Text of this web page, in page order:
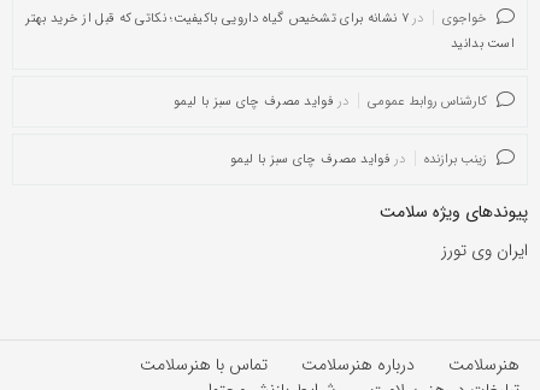
خواجوی در
۷ نشانه برای تشخیص گیاه دارویی باکیفیت؛ نکاتی که قبل از خرید بهتر
است بدانید
کارشناس روابط عمومی در فواید مصرف چای سبز با لیمو
زینب برازنده در فواید مصرف چای سبز با لیمو
پیوندهای ویژه سلامت
ایران وی تورز
هنرسلامت درباره هنرسلامت
تماس با هنرسلامت